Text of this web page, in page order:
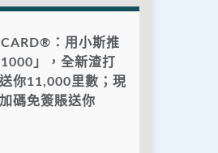
：用小斯推
」，全新渣打
你11,000里數；現
碼免簽賬送你